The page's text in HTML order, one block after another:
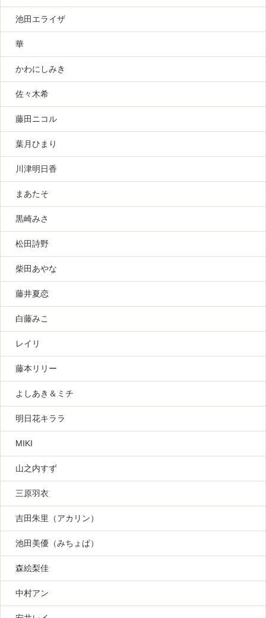
池田エライザ
華
かわにしみき
佐々木希
藤田ニコル
葉月ひまり
川津明日香
まあたそ
黒崎みさ
松田詩野
柴田あやな
藤井夏恋
白藤みこ
レイリ
藤本リリー
よしあき＆ミチ
明日花キララ
MIKI
山之内すず
三原羽衣
吉田朱里（アカリン）
池田美優（みちょぱ）
森絵梨佳
中村アン